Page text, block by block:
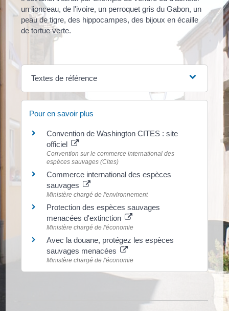
un lionceau, de l'ivoire, un perroquet gris du Gabon, un
peau de tigre, des hippocampes, des bijoux en écaille
de tortue verte.
Textes de référence
Pour en savoir plus
Convention de Washington CITES : site
officiel
Convention sur le commerce international des
espèces sauvages (Cites)
Commerce international des espèces
sauvages
Ministère chargé de l'environnement
Protection des espèces sauvages
menacées d'extinction
Ministère chargé de l'économie
Avec la douane, protégez les espèces
sauvages menacées
Ministère chargé de l'économie